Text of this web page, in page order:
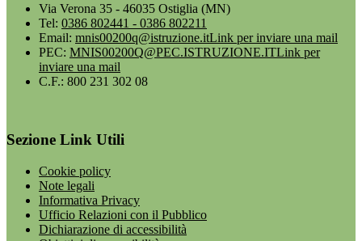
Via Verona 35 - 46035 Ostiglia (MN)
Tel: 0386 802441 - 0386 802211
Email: mnis00200q@istruzione.itLink per inviare una mail
PEC: MNIS00200Q@PEC.ISTRUZIONE.ITLink per
inviare una mail
C.F.: 800 231 302 08
Sezione Link Utili
Cookie policy
Note legali
Informativa Privacy
Ufficio Relazioni con il Pubblico
Dichiarazione di accessibilità